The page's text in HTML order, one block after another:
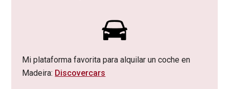
Mi plataforma favorita para alquilar un coche en
Madeira: Discovercars